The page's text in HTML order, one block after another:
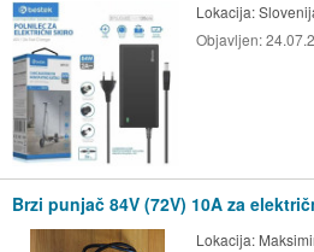
Lokacija:
Objavljen:
Brzi punjač 84V (72V) 10A za
Lokacija: